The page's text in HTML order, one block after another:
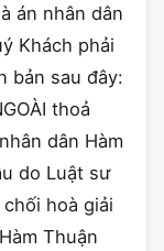
án nhân dân
Khách phải
bản sau đây:
thoả
dân Hàm
do Luật sư
hoà giải
Thuận